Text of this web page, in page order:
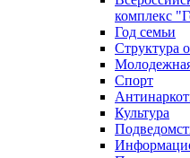
комплекс
Год семьи
Структура
Спорт
Культура